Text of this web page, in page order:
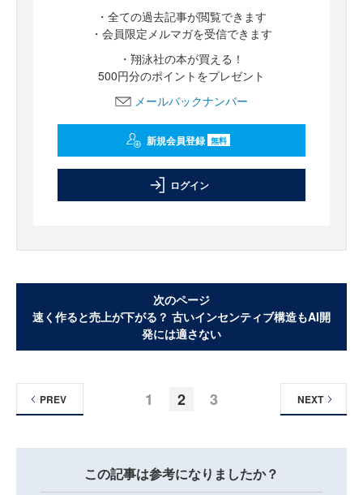
・全ての過去記事が閲覧できます
・会員限定メルマガを受信できます
・翔泳社の本が買える！
500円分のポイントをプレゼント
メールバックナンバー
新規会員登録 無料
ログイン
次のページ
速く作ると売上が下がる？ 古いインセンティブ構造もAI開
発には適さない
1 2 3
PREV NEXT
この記事は参考になりましたか？